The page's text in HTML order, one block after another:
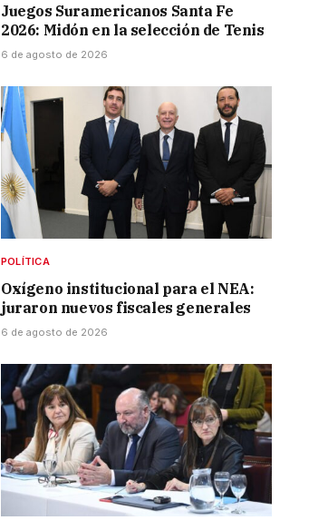
Juegos Suramericanos Santa Fe
2026: Midón en la selección de Tenis
6 de agosto de 2026
POLÍTICA
Oxígeno institucional para el NEA:
juraron nuevos fiscales generales
6 de agosto de 2026